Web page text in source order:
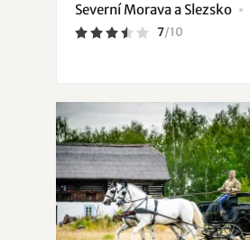
Severní Morava a Slezsko
7/10